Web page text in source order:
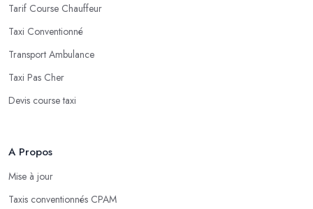
Tarif Course Chauffeur
Taxi Conventionné
Transport Ambulance
Taxi Pas Cher
Devis course taxi
A Propos
Mise à jour
Taxis conventionnés CPAM